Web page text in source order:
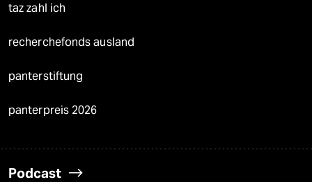
taz zahl ich
recherchefonds ausland
panterstiftung
panterpreis 2026
Podcast